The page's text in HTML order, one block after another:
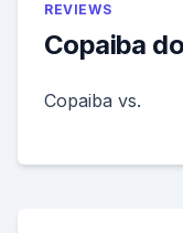
REVIEWS
Copaiba
Copaiba vs.